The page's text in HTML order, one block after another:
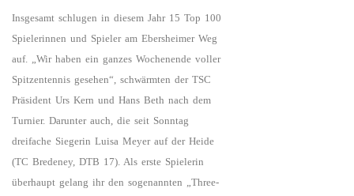
Insgesamt schlugen in diesem Jahr 15 Top 100
Spielerinnen und Spieler am Ebersheimer Weg
auf. „Wir haben ein ganzes Wochenende voller
Spitzentennis gesehen“, schwärmten der TSC
Präsident Urs Kern und Hans Beth nach dem
Turnier. Darunter auch, die seit Sonntag
dreifache Siegerin Luisa Meyer auf der Heide
(TC Bredeney, DTB 17). Als erste Spielerin
überhaupt gelang ihr den sogenannten „Three-